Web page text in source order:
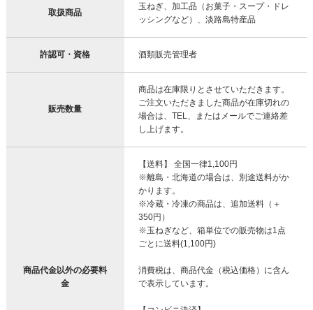
取扱商品
玉ねぎ、加工品（お菓子・スープ・ドレ
ッシングなど）、淡路島特産品
許認可・資格 酒類販売管理者
販売数量
商品は在庫限りとさせていただきます。
ご注文いただきました商品が在庫切れの
場合は、TEL、またはメールでご連絡差
し上げます。
商品代金以外の必要料
金
【送料】 全国一律1,100円
※離島・北海道の場合は、別途送料がか
かります。
※冷蔵・冷凍の商品は、追加送料（＋
350円）
※玉ねぎなど、箱単位での販売物は1点
ごとに送料(1,100円)
消費税は、商品代金（税込価格）に含ん
で表示しています。